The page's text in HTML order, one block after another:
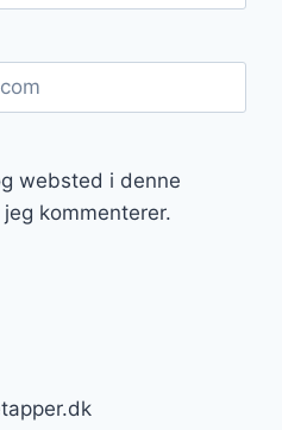
websted i denne
kommenterer.